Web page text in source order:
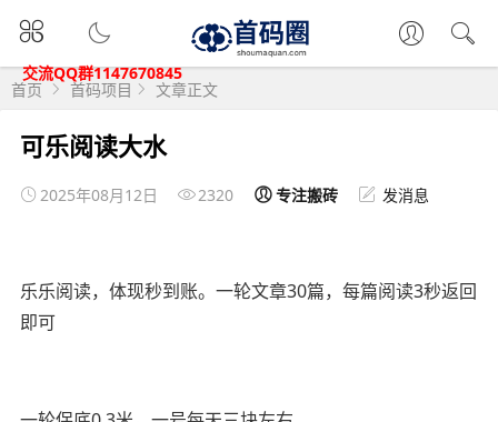
交流QQ群1147670845
首页 首码项目 文章正文
可乐阅读大水
2025年08月12日 2320 专注搬砖 发消息
乐乐阅读，体现秒到账。一轮文章30篇，每篇阅读3秒返回
即可